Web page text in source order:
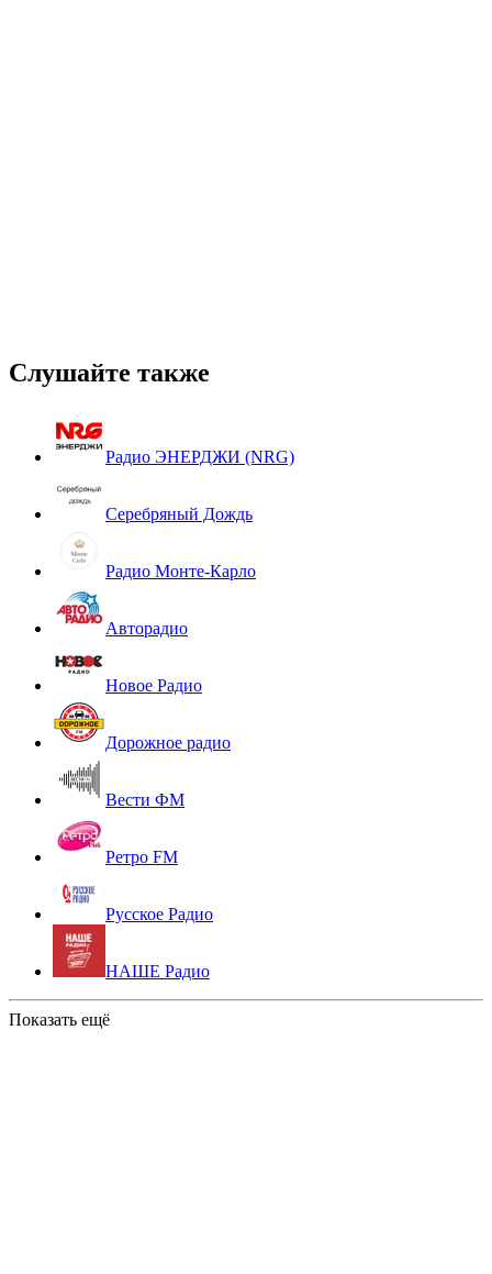
Слушайте также
Радио ЭНЕРДЖИ (NRG)
Серебряный Дождь
Радио Монте-Карло
Авторадио
Новое Радио
Дорожное радио
Вести ФМ
Ретро FM
Русское Радио
НАШЕ Радио
Показать ещё